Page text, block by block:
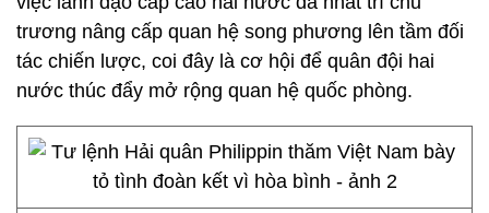
trương nâng cấp quan hệ song phương lên tầm đối
tác chiến lược, coi đây là cơ hội để quân đội hai
nước thúc đẩy mở rộng quan hệ quốc phòng.